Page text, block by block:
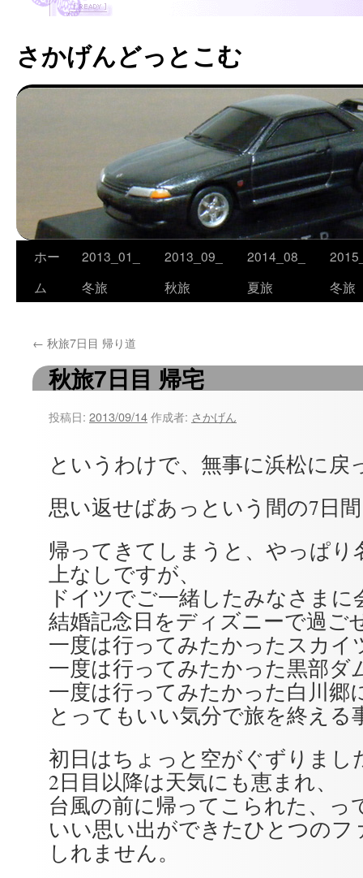
さかげんどっとこむ
コ
ン
ツ
ホー
ム
2013_01_
冬旅
2013_09_
秋旅
2014_08_
夏旅
冬旅
← 秋旅7日目 帰り道
秋旅7日目 帰宅
投稿日: 2013/09/14作成者: さかげん
というわけで、無事に浜松に戻
思い返せばあっという間の7日
帰ってきてしまうと、やっぱり
上なしですが、
ドイツでご一緒したみなさまに
結婚記念日をディズニーで過ご
一度は行ってみたかったスカイ
一度は行ってみたかった黒部ダ
一度は行ってみたかった白川郷
とってもいい気分で旅を終える
初日はちょっと空がぐずりまし
2日目以降は天気にも恵まれ、
台風の前に帰ってこられた、っ
いい思い出ができたひとつの
しれません。